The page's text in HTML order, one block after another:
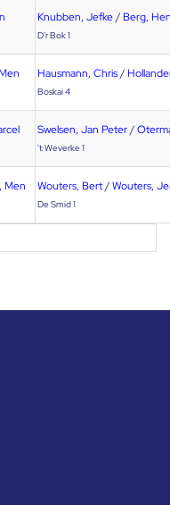
Knubben, Jefke/ Berg,
D'r Bok 1
Hausmann, Chris/
Boskai 4
Swelsen, Jan Peter/
't Weverke 1
Men Wouters, Bert/Wouters,
De Smid 1